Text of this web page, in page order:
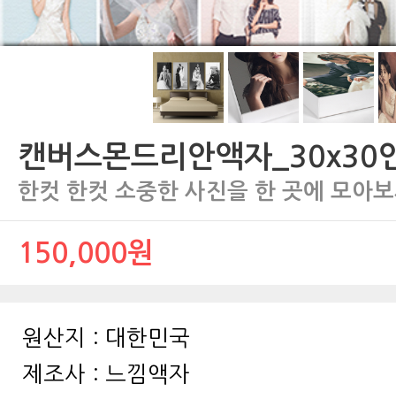
캔버스몬드리안액자_30x30
한컷 한컷 소중한 사진을 한 곳에 모아
150,000원
원산지 : 대한민국
제조사 : 느낌액자